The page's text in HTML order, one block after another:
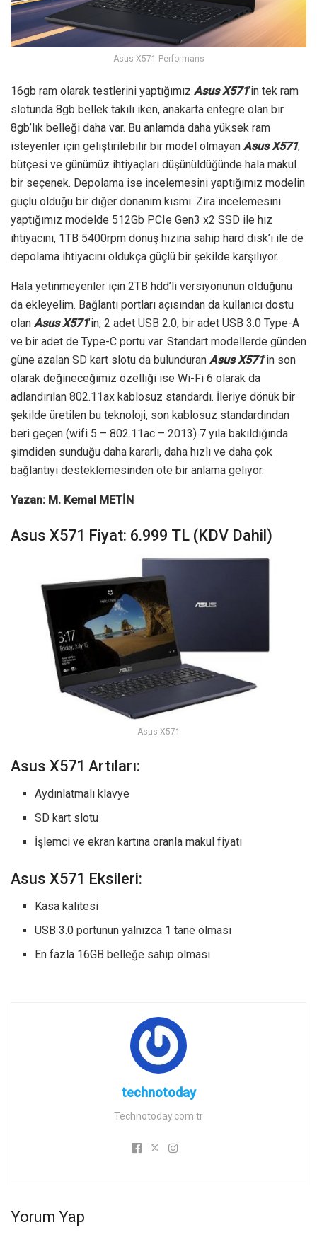
Asus X571 Performans
16gb ram olarak testlerini yaptığımız Asus X571’in tek ram
slotunda 8gb bellek takılı iken, anakarta entegre olan bir
8gb’lık belleği daha var. Bu anlamda daha yüksek ram
isteyenler için geliştirilebilir bir model olmayan Asus X571,
bütçesi ve günümüz ihtiyaçları düşünüldüğünde hala makul
bir seçenek. Depolama ise incelemesini yaptığımız modelin
güçlü olduğu bir diğer donanım kısmı. Zira incelemesini
yaptığımız modelde 512Gb PCIe Gen3 x2 SSD ile hız
ihtiyacını, 1TB 5400rpm dönüş hızına sahip hard disk’i ile de
depolama ihtiyacını oldukça güçlü bir şekilde karşılıyor.
Hala yetinmeyenler için 2TB hdd’li versiyonunun olduğunu
da ekleyelim. Bağlantı portları açısından da kullanıcı dostu
olan Asus X571’in, 2 adet USB 2.0, bir adet USB 3.0 Type-A
ve bir adet de Type-C portu var. Standart modellerde günden
güne azalan SD kart slotu da bulunduran Asus X571’in son
olarak değineceğimiz özelliği ise Wi-Fi 6 olarak da
adlandırılan 802.11ax kablosuz standardı. İleriye dönük bir
şekilde üretilen bu teknoloji, son kablosuz standardından
beri geçen (wifi 5 – 802.11ac – 2013) 7 yıla bakıldığında
şimdiden sunduğu daha kararlı, daha hızlı ve daha çok
bağlantıyı desteklemesinden öte bir anlama geliyor.
Yazan: M. Kemal METİN
Asus X571 Fiyat: 6.999 TL (KDV Dahil)
Asus X571
Asus X571 Artıları:
Aydınlatmalı klavye
SD kart slotu
İşlemci ve ekran kartına oranla makul fiyatı
Asus X571 Eksileri:
Kasa kalitesi
USB 3.0 portunun yalnızca 1 tane olması
En fazla 16GB belleğe sahip olması
technotoday
Technotoday.com.tr
Yorum Yap